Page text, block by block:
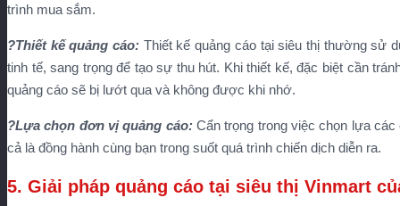
trình mua sắm.
?Thiết kế quảng cáo: Thiết kế quảng cáo tại siêu thị thường sử
tinh tế, sang trọng để tạo sự thu hút. Khi thiết kế, đặc biệt cần
quảng cáo sẽ bị lướt qua và không được khi nhớ.
?Lựa chọn đơn vị quảng cáo: Cẩn trọng trong việc chọn lựa
cả là đồng hành cùng bạn trong suốt quá trình chiến dịch diễn ra.
5. Giải pháp quảng cáo tại siêu thị Vinmart